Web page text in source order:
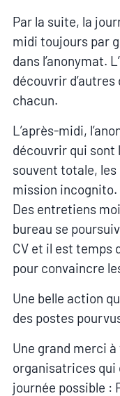
Par la suite, la
midi toujours par
dans l’anonymat.
découvrir
chacun.
L’après-midi,
découvrir qui
souvent totale,
mission incognito.
Des entretiens
bureau se
CV et il est temps
pour convaincre
Une belle action
des postes
Une grand merci
organisatrices qui
journée possible :